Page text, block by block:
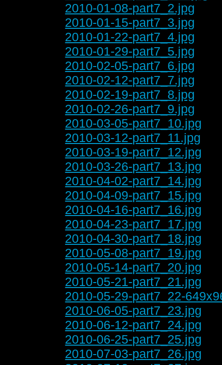
2010-01-08-part7_2.jpg
2010-01-15-part7_3.jpg
2010-01-22-part7_4.jpg
2010-01-29-part7_5.jpg
2010-02-05-part7_6.jpg
2010-02-12-part7_7.jpg
2010-02-19-part7_8.jpg
2010-02-26-part7_9.jpg
2010-03-05-part7_10.jpg
2010-03-12-part7_11.jpg
2010-03-19-part7_12.jpg
2010-03-26-part7_13.jpg
2010-04-02-part7_14.jpg
2010-04-09-part7_15.jpg
2010-04-16-part7_16.jpg
2010-04-23-part7_17.jpg
2010-04-30-part7_18.jpg
2010-05-08-part7_19.jpg
2010-05-14-part7_20.jpg
2010-05-21-part7_21.jpg
2010-05-29-part7_22-
2010-06-05-part7_23.jpg
2010-06-12-part7_24.jpg
2010-06-25-part7_25.jpg
2010-07-03-part7_26.jpg